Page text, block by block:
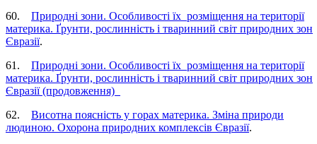
60. Природні зони. Особливості їх розміщення на території
материка. Ґрунти, рослинність і тваринний світ природних зон
Євразії.
61. Природні зони. Особливості їх розміщення на території
материка. Ґрунти, рослинність і тваринний світ природних зон
Євразії (продовження)
62. Висотна поясність у горах материка. Зміна природи
людиною. Охорона природних комплексів Євразії.